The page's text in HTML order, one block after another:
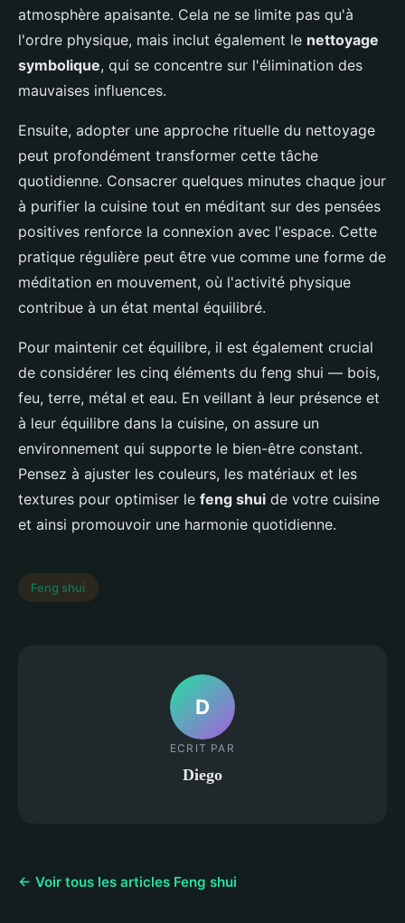
atmosphère apaisante. Cela ne se limite pas qu'à
l'ordre physique, mais inclut également le nettoyage
symbolique, qui se concentre sur l'élimination des
mauvaises influences.
Ensuite, adopter une approche rituelle du nettoyage
peut profondément transformer cette tâche
quotidienne. Consacrer quelques minutes chaque jour
à purifier la cuisine tout en méditant sur des pensées
positives renforce la connexion avec l'espace. Cette
pratique régulière peut être vue comme une forme de
méditation en mouvement, où l'activité physique
contribue à un état mental équilibré.
Pour maintenir cet équilibre, il est également crucial
de considérer les cinq éléments du feng shui — bois,
feu, terre, métal et eau. En veillant à leur présence et
à leur équilibre dans la cuisine, on assure un
environnement qui supporte le bien-être constant.
Pensez à ajuster les couleurs, les matériaux et les
textures pour optimiser le feng shui de votre cuisine
et ainsi promouvoir une harmonie quotidienne.
Feng shui
D
ECRIT PAR
Diego
← Voir tous les articles Feng shui